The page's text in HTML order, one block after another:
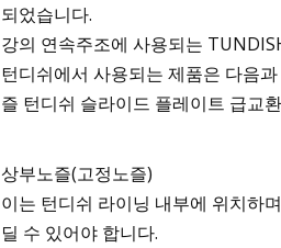
되었습니다.
강의 연속주조에 사용되는
턴디쉬에서 사용되는 제품은 다음
즐 턴디쉬 슬라이드 플레이트 급교
상부노즐(고정노즐)
이는 턴디쉬 라이닝 내부에 위치하
딜 수 있어야 합니다.